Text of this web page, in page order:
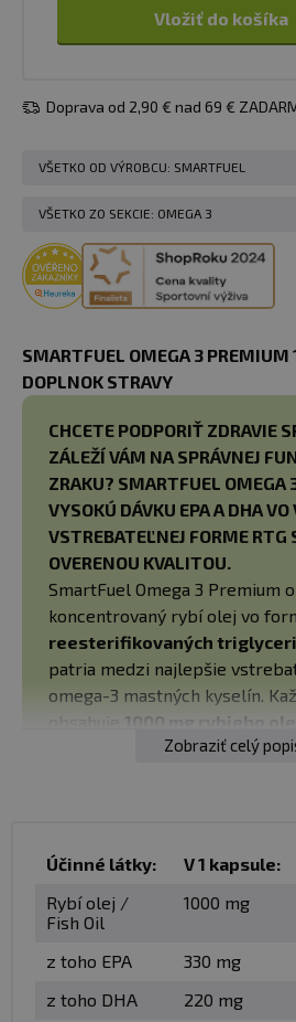
Vložiť do košíka
Doprava od 2,90 € nad 69 €
VŠETKO OD VÝROBCU: SMARTFUEL
VŠETKO ZO SEKCIE: OMEGA 3
SMARTFUEL OMEGA 3 PREMIUM
DOPLNOK STRAVY
CHCETE PODPORIŤ ZDRAVIE
ZÁLEŽÍ VÁM NA SPRÁVNEJ
ZRAKU? SMARTFUEL OMEGA
VYSOKÚ DÁVKU EPA A DHA VO
VSTREBATEĽNEJ FORME RTG
OVERENOU KVALITOU.
SmartFuel Omega 3 Premium
koncentrovaný rybí olej vo
reesterifikovaných
patria medzi najlepšie
omega-3 mastných kyselín.
obsahuje 1000 mg rybieho
220 mg DHA. Vďaka
Omega 3 premium predstavuje
vysokým obsahom EPA (330 mg)
jednej kapsule
laboratórne
Zobraziť celý
Účinné látky: V 1 kapsule:
Rybí olej /
Fish Oil
1000 mg
z toho EPA 330 mg
z toho DHA
220 mg